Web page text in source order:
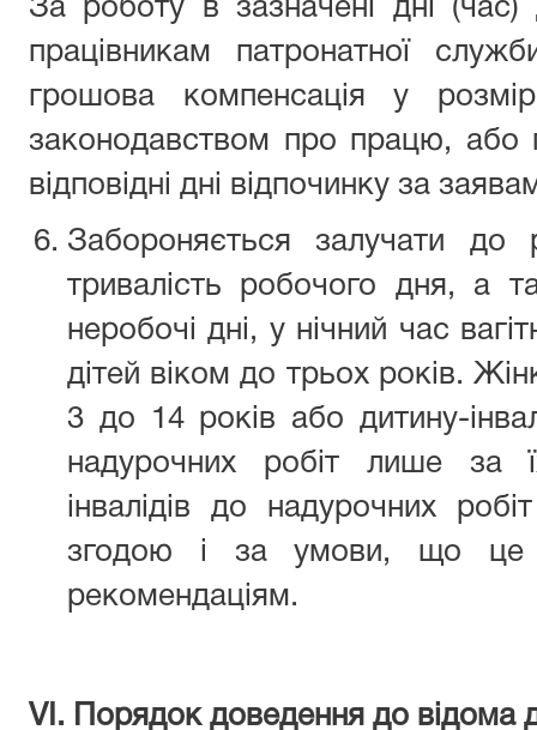
За роботу в зазначені дні
працівникам патронатної
грошова компенсація у
законодавством про працю, або
відповідні дні відпочинку за
Забороняється залучати до
тривалість робочого дня, а
неробочі дні, у нічний час
дітей віком до трьох років.
3 до 14 років або дитину-
надурочних робіт лише за
інвалідів до надурочних
згодою і за умови, що це
рекомендаціям.
VІ. Порядок доведення до відома